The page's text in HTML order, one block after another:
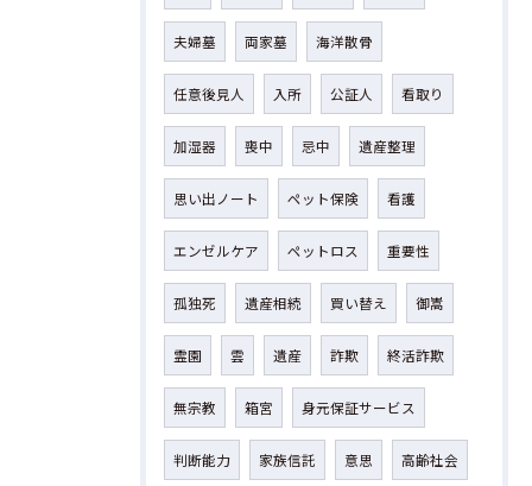
夫婦墓 両家墓 海洋散骨
任意後見人 入所 公証人 看取り
加湿器 喪中 忌中 遺産整理
思い出ノート ペット保険 看護
エンゼルケア ペットロス 重要性
孤独死 遺産相続 買い替え 御嵩
霊園 雲 遺産 詐欺 終活詐欺
無宗教 箱宮 身元保証サービス
判断能力 家族信託 意思 高齢社会